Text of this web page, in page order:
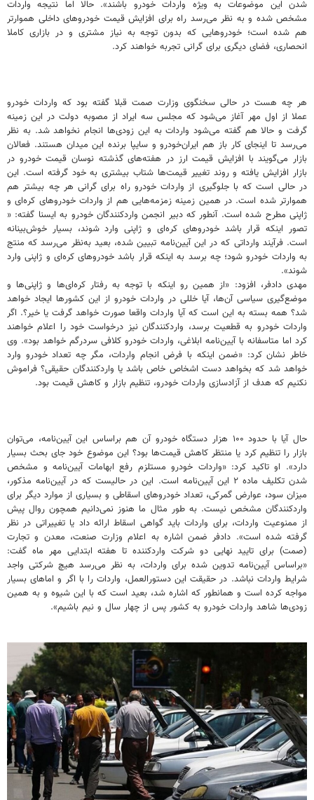
شدن این موضوعات به ویژه واردات خودرو باشند». حالا اما نتیجه واردات
مشخص شده و به نظر می‌رسد راه برای افزایش قیمت خودروهای داخلی هموارتر
هم شده است؛ خودروهایی که بدون توجه به نیاز مشتری و در بازاری کاملا
انحصاری، فضای دیگری برای گرانی تجربه خواهند کرد.
هر چه هست در حالی سخنگوی وزارت صمت قبلا گفته بود که واردات خودرو
عملا از اول مهر آغاز می‌شود که مجلس سه ایراد از مصوبه دولت در این زمینه
گرفت و حالا هم گفته می‌شود واردات به این زودی‌ها انجام نخواهد شد. به نظر
می‌رسد تا اینجای کار باز هم ایران‌خودرو و سایپا برنده این میدان هستند. فعالان
بازار می‌گویند با افزایش قیمت ارز در هفته‌های گذشته نوسان قیمت خودرو در
بازار افزایش یافته و روند تغییر قیمت‌ها شتاب بیشتری به خود گرفته است. این
در حالی است که با جلوگیری از واردات خودرو راه برای گرانی هر چه بیشتر هم
هموارتر شده است. در همین زمینه زمزمه‌هایی هم از واردات خودروهای کره‌ای و
ژاپنی مطرح شده است. آنطور که دبیر انجمن واردکنندگان خودرو به ایسنا گفته: «
تصور اینکه قرار باشد خودروهای کره‌ای و ژاپنی وارد شوند، بسیار خوش‌بینانه
است. فرآیند وارداتی که در این آیین‌نامه تبیین شده، بعید به‌نظر می‌رسد که منتج
به واردات خودرو شود؛ چه برسد به اینکه قرار باشد خودروهای کره‌ای و ژاپنی وارد
شوند».
مهدی دادفر، افزود: «از همین رو اینکه با توجه به رفتار کره‌ای‌ها و ژاپنی‌ها و
موضع‌گیری سیاسی آن‌ها، آیا خللی در واردات خودرو از این کشورها ایجاد خواهد
شد؟ همه بسته به این است که آیا واردات واقعا صورت خواهد گرفت یا خیر؟. اگر
واردات خودرو به قطعیت برسد، واردکنندگان نیز درخواست خود را اعلام خواهند
کرد اما متاسفانه با آیین‌نامه ابلاغی، واردات خودرو کلافی سردرگم خواهد بود». وی
خاطر نشان کرد: «ضمن اینکه با فرض انجام واردات، مگر چه تعداد خودرو وارد
خواهد شد که بخواهد دست اشخاص خاص باشد یا واردکنندگان حقیقی؟ فراموش
نکنیم که هدف از آزادسازی واردات خودرو، تنظیم بازار و کاهش قیمت بود.
حال آیا با حدود ۱۰۰ هزار دستگاه خودرو آن هم براساس این آیین‌نامه، می‌توان
بازار را تنظیم کرد یا منتظر کاهش قیمت‌ها بود؟ این موضوع خود جای بحث بسیار
دارد». او تاکید کرد: «واردات خودرو مستلزم رفع ابهامات آیین‌نامه و مشخص
شدن تکلیف ماده ۲ این آیین‌نامه است. این در حالیست که در آیین‌نامه مذکور،
میزان سود، عوارض گمرکی، تعداد خودروهای اسقاطی و بسیاری از موارد دیگر برای
واردکنندگان مشخص نیست. به طور مثال ما هنوز نمی‌دانیم همچون روال پیش
از ممنوعیت واردات، برای واردات باید گواهی اسقاط ارائه داد یا تغییراتی در نظر
گرفته شده است». دادفر ضمن اشاره به اعلام وزارت صنعت، معدن و تجارت
(صمت) برای تایید نهایی دو شرکت واردکننده تا هفته ابتدایی مهر ماه گفت:
«براساس آیین‌نامه تدوین شده برای واردات، به نظر می‌رسد هیچ شرکتی واجد
شرایط واردات نباشد. در حقیقت این دستورالعمل، واردات را با اگر و اماهای بسیار
مواجه کرده است و همانطور که اشاره شد، بعید است که با این شیوه و به همین
زودی‌ها شاهد واردات خودرو به کشور پس از چهار سال و نیم باشیم».